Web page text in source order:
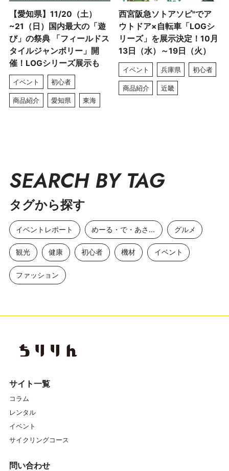
【愛知県】11/20（土）
~21（日）国内最大の「遊
び」の祭典 「フィールドス
タイルジャンボリー」開
催！LOGシリーズ展示も
イベント 初心者
商品紹介 愛知県 東海
西宮阪急ソトアソビ"でア
ウトドア×自転車「LOGシ
リーズ」を展示決定！10月
13日（水）～19日（火）
イベント 兵庫県 初心者
商品紹介 近畿
SEARCH BY TAG
タグから探す
イベントレポート めーる・で・あさひ グルメ
観光 健康 初心者 機材 イベント
ファッション
サイト一覧
コラム
レンタル
イベント
サイクリングコース
問い合わせ